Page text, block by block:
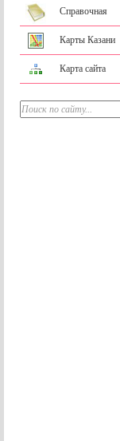
Справочная
Карты Казани
Карта сайта